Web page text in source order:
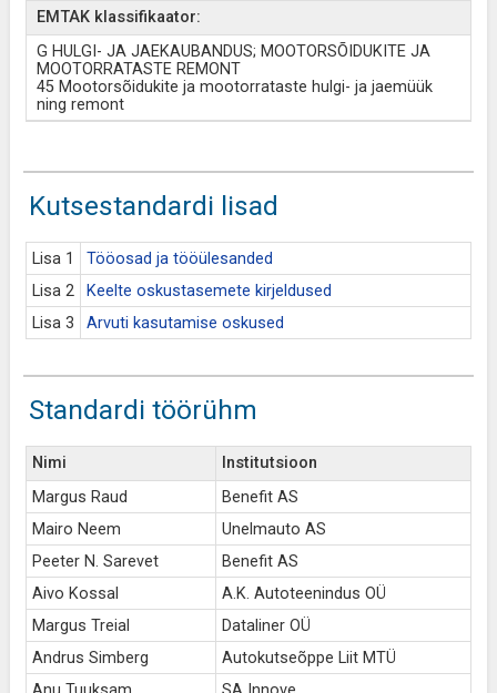
EMTAK klassifikaator:
G HULGI- JA JAEKAUBANDUS; MOOTORSÕIDUKITE JA
MOOTORRATASTE REMONT
45 Mootorsõidukite ja mootorrataste hulgi- ja jaemüük
ning remont
Kutsestandardi lisad
Lisa 1
Tööosad ja tööülesanded
Lisa 2
Keelte oskustasemete kirjeldused
Lisa 3
Arvuti kasutamise oskused
Standardi töörühm
Nimi
Institutsioon
Margus Raud
Benefit AS
Mairo Neem
Unelmauto AS
Peeter N. Sarevet
Benefit AS
Aivo Kossal
A.K. Autoteenindus OÜ
Margus Treial
Dataliner OÜ
Andrus Simberg
Autokutseõppe Liit MTÜ